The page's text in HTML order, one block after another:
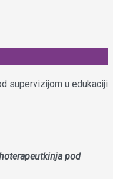
supervizijom u edukaciji
pod